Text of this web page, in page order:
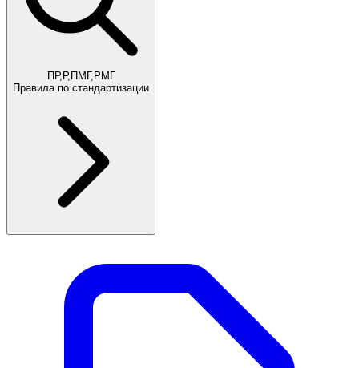
ПР,Р,ПМГ,РМГ
Правила по стандартизации